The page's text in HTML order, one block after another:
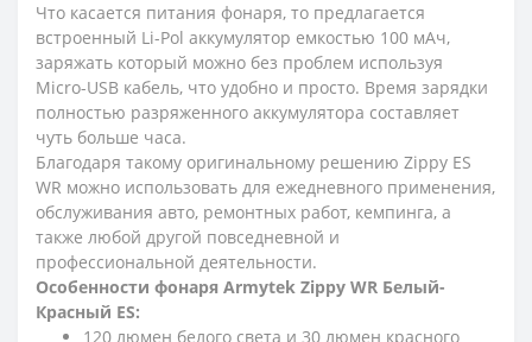
Что касается питания фонаря, то предлагается
встроенный Li-Pol аккумулятор емкостью 100 мАч,
заряжать который можно без проблем используя
Micro-USB кабель, что удобно и просто. Время зарядки
полностью разряженного аккумулятора составляет
чуть больше часа.
Благодаря такому оригинальному решению Zippy ES
WR можно использовать для ежедневного применения,
обслуживания авто, ремонтных работ, кемпинга, а
также любой другой повседневной и
профессиональной деятельности.
Особенности фонаря Armytek Zippy WR Белый-
Красный ES:
120 люмен белого света и 30 люмен красного